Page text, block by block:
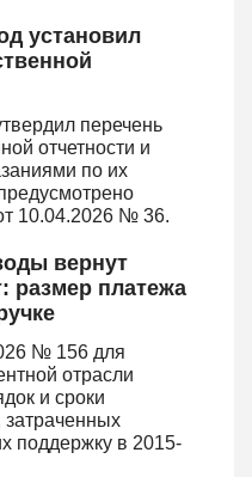
установил
перечень
отчетности и
по их
10.04.2026 № 36.
вернут
размер платежа
№ 156 для
отрасли
и сроки
затраченных
поддержку в 2015-